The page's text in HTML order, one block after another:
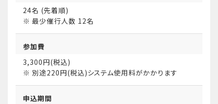
24名 (先着順)
※ 最少催行人数 12名
参加費
3,300円(税込)
※ 別途220円(税込)システム使用料がかかります
申込期間